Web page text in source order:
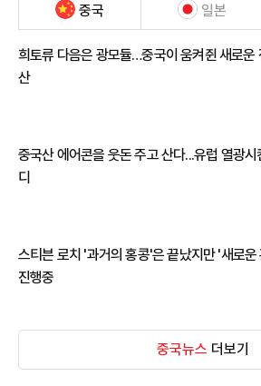
중국 일본
희토류 다음은 광모듈…중국이 움켜쥔 새로운
산
중국산 에어콘을 웃돈 주고 산다...유럽 열광시
디
스티븐 로치 '과거의 홍콩'은 끝났지만 '새로운
진행중
중국뉴스 더보기